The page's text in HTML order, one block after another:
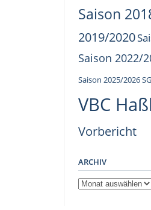
Saison
2019/2020
Saison 2022/
Saison 2025/2026
VBC
Vorbericht
ARCHIV
Archiv